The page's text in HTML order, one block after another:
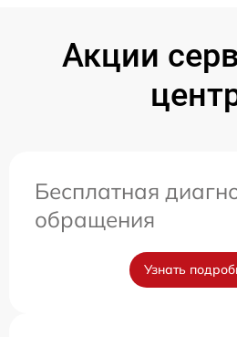
Акции
Бесплатная
обращения
Узнать